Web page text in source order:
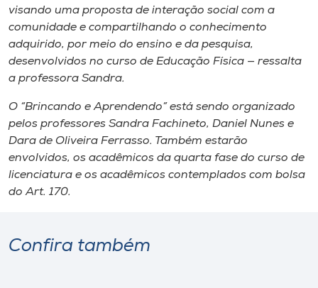
visando uma proposta de interação social com a
comunidade e compartilhando o conhecimento
adquirido, por meio do ensino e da pesquisa,
desenvolvidos no curso de Educação Física — ressalta
a professora Sandra.
O “Brincando e Aprendendo” está sendo organizado
pelos professores Sandra Fachineto, Daniel Nunes e
Dara de Oliveira Ferrasso. Também estarão
envolvidos, os acadêmicos da quarta fase do curso de
licenciatura e os acadêmicos contemplados com bolsa
do Art. 170.
Confira também